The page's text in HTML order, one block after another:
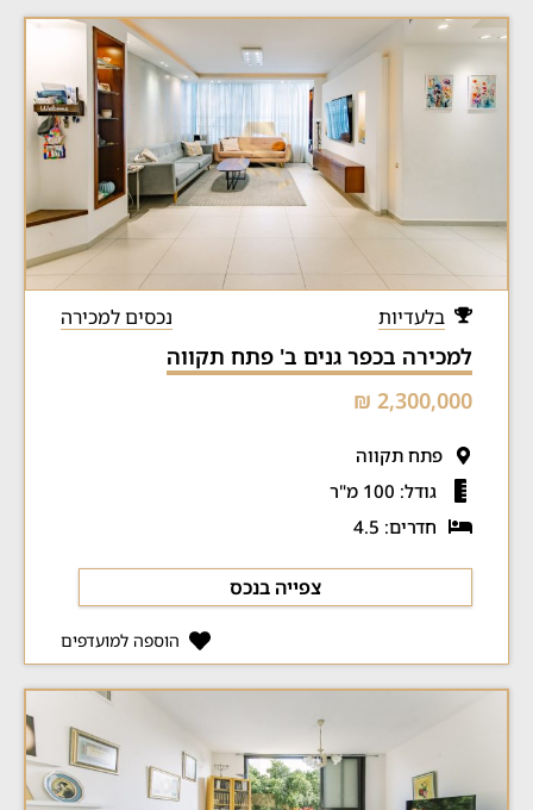
בלעדיות נכסים למכירה
למכירה בכפר גנים ב' פתח תקווה
2,300,000 ₪
פתח תקווה
גודל: 100 מ"ר
חדרים: 4.5
צפייה בנכס
הוספה למועדפים